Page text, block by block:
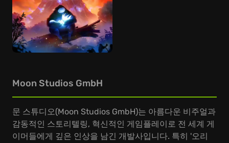
Moon Studios GmbH
문 스튜디오(Moon Studios GmbH)는 아름다운 비주얼과
감동적인 스토리텔링, 혁신적인 게임플레이로 전 세계 게
이머들에게 깊은 인상을 남긴 개발사입니다. 특히 '오리